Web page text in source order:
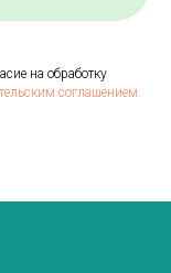
на обработку
соглашением.